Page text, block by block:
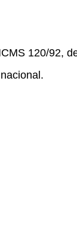
120/92,